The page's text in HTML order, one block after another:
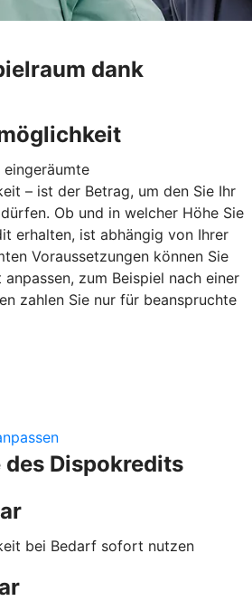
dank
– ist der Betrag, um den Sie Ihr
Ob und in welcher Höhe Sie
erhalten, ist abhängig von Ihrer
Voraussetzungen können Sie
zum Beispiel nach einer
zahlen Sie nur für beanspruchte
Dispokredits
bei Bedarf sofort nutzen